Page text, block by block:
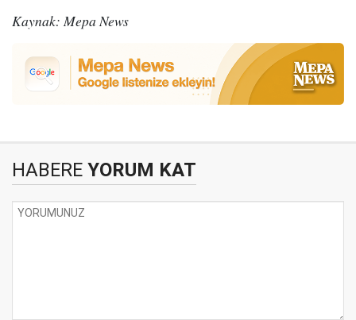
Kaynak: Mepa News
HABERE YORUM KAT